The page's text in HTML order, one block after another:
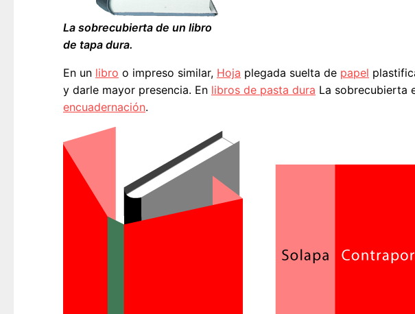
La sobrecubierta de un libro
de tapa dura.
En un libro o impreso similar, Hoja plegada suelta de papel
y darle mayor presencia. En libros de pasta dura La sobrecubierta
encuadernación.